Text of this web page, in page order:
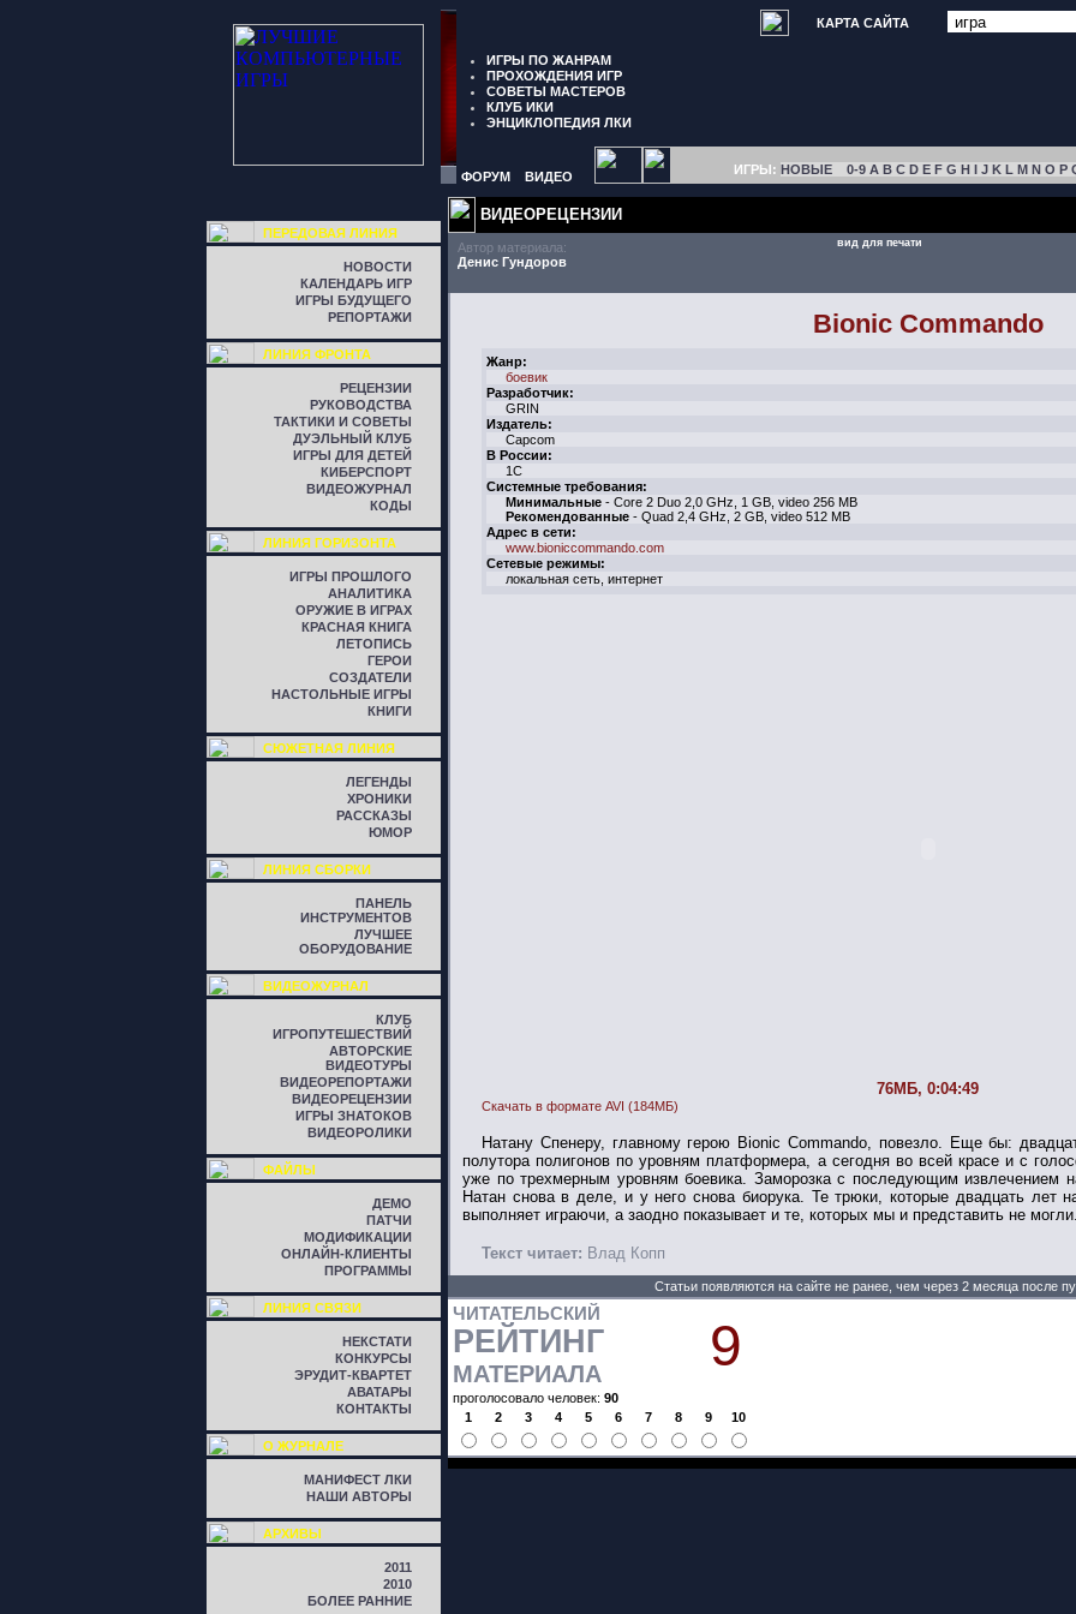
КАРТА САЙТА
ИГРЫ ПО ЖАНРАМ
ПРОХОЖДЕНИЯ ИГР
СОВЕТЫ МАСТЕРОВ
КЛУБ ИКИ
ЭНЦИКЛОПЕДИЯ ЛКИ
ФОРУМ ВИДЕО ИГРЫ: НОВЫЕ 0-9 A B C D E F G H I J K L M N O P
ПЕРЕДОВАЯ ЛИНИЯ
НОВОСТИ
КАЛЕНДАРЬ ИГР
ИГРЫ БУДУЩЕГО
РЕПОРТАЖИ
ЛИНИЯ ФРОНТА
РЕЦЕНЗИИ
РУКОВОДСТВА
ТАКТИКИ И СОВЕТЫ
ДУЭЛЬНЫЙ КЛУБ
ИГРЫ ДЛЯ ДЕТЕЙ
КИБЕРСПОРТ
ВИДЕОЖУРНАЛ
КОДЫ
ЛИНИЯ ГОРИЗОНТА
ИГРЫ ПРОШЛОГО
АНАЛИТИКА
ОРУЖИЕ В ИГРАХ
КРАСНАЯ КНИГА
ЛЕТОПИСЬ
ГЕРОИ
СОЗДАТЕЛИ
НАСТОЛЬНЫЕ ИГРЫ
КНИГИ
СЮЖЕТНАЯ ЛИНИЯ
ЛЕГЕНДЫ
ХРОНИКИ
РАССКАЗЫ
ЮМОР
ЛИНИЯ СБОРКИ
ПАНЕЛЬ
ИНСТРУМЕНТОВ
ЛУЧШЕЕ
ОБОРУДОВАНИЕ
ВИДЕОЖУРНАЛ
КЛУБ
ИГРОПУТЕШЕСТВИЙ
АВТОРСКИЕ
ВИДЕОТУРЫ
ВИДЕОРЕПОРТАЖИ
ВИДЕОРЕЦЕНЗИИ
ИГРЫ ЗНАТОКОВ
ВИДЕОРОЛИКИ
ФАЙЛЫ
ДЕМО
ПАТЧИ
МОДИФИКАЦИИ
ОНЛАЙН-КЛИЕНТЫ
ПРОГРАММЫ
ЛИНИЯ СВЯЗИ
НЕКСТАТИ
КОНКУРСЫ
ЭРУДИТ-КВАРТЕТ
АВАТАРЫ
КОНТАКТЫ
О ЖУРНАЛЕ
МАНИФЕСТ ЛКИ
НАШИ АВТОРЫ
АРХИВЫ
2011
2010
БОЛЕЕ РАННИЕ
ВИДЕОРЕЦЕНЗИИ
Автор материала:
Денис Гундоров
вид для печати
Bionic Commando
Жанр:
боевик
Разработчик:
GRIN
Издатель:
Capcom
В России:
1C
Системные требования:
Минимальные- Core 2 Duo 2,0 GHz, 1 GB, video 256 MB
Рекомендованные- Quad 2,4 GHz, 2 GB, video 512 MB
Адрес в сети:
www.bioniccommando.com
Сетевые режимы:
локальная сеть, интернет
76МБ, 0:04:49
Скачать в формате AVI (184МБ)
Натану Спенеру, главному герою Bionic Commando, повезло. Еще бы:
полутора полигонов по уровням платформера, а сегодня во всей красе и с
уже по трехмерным уровням боевика. Заморозка с последующим извлечением
Натан снова в деле, и у него снова биорука. Те трюки, которые двадцать лет
выполняет играючи, а заодно показывает и те, которых мы и представить не могли.
Текст читает: Влад Копп
Статьи появляются на сайте не ранее, чем через 2 месяца после
ЧИТАТЕЛЬСКИЙ
РЕЙТИНГ
МАТЕРИАЛА 9
проголосовало человек: 90
1
2 3 4 5 6 7 8 9 10